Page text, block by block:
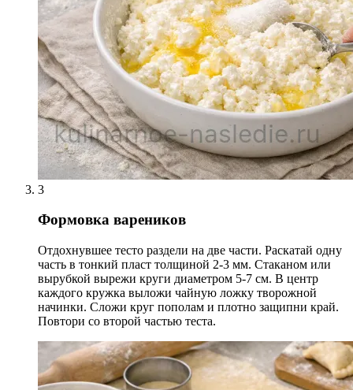
3
Формовка вареников
Отдохнувшее тесто раздели на две части. Раскатай одну
часть в тонкий пласт толщиной 2-3 мм. Стаканом или
вырубкой вырежи круги диаметром 5-7 см. В центр
каждого кружка выложи чайную ложку творожной
начинки. Сложи круг пополам и плотно защипни край.
Повтори со второй частью теста.